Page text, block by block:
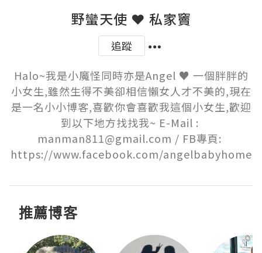
野蠻天使 ❤ 私家竇
追蹤
Halo~我是小魔怪同時亦是Angel ♥ 一個胖胖的
小女生,雖然生得不美卻相信懶女人才不美的,現在
是一名小小博客,喜歡你會喜歡我這個小女生,歡迎
到以下地方找找我~ E-Mail :
manman811@gmail.com / FB專頁:
https://www.facebook.com/angelbabyhome
推薦博客